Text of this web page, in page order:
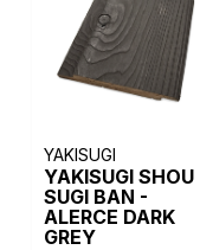
YAKISUGI
YAKISUGI SHOU
SUGI BAN -
ALERCE DARK
GREY